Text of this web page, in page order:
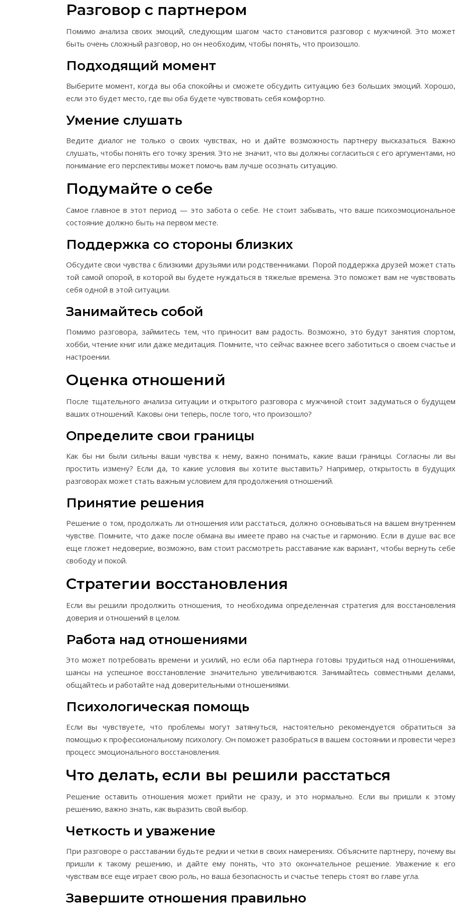
Разговор с партнером
Помимо анализа своих эмоций, следующим шагом часто становится разговор с мужчиной. Это может
быть очень сложный разговор, но он необходим, чтобы понять, что произошло.
Подходящий момент
Выберите момент, когда вы оба спокойны и сможете обсудить ситуацию без больших эмоций. Хорошо,
если это будет место, где вы оба будете чувствовать себя комфортно.
Умение слушать
Ведите диалог не только о своих чувствах, но и дайте возможность партнеру высказаться. Важно
слушать, чтобы понять его точку зрения. Это не значит, что вы должны согласиться с его аргументами, но
понимание его перспективы может помочь вам лучше осознать ситуацию.
Подумайте о себе
Самое главное в этот период — это забота о себе. Не стоит забывать, что ваше психоэмоциональное
состояние должно быть на первом месте.
Поддержка со стороны близких
Обсудите свои чувства с близкими друзьями или родственниками. Порой поддержка друзей может стать
той самой опорой, в которой вы будете нуждаться в тяжелые времена. Это поможет вам не чувствовать
себя одной в этой ситуации.
Занимайтесь собой
Помимо разговора, займитесь тем, что приносит вам радость. Возможно, это будут занятия спортом,
хобби, чтение книг или даже медитация. Помните, что сейчас важнее всего заботиться о своем счастье и
настроении.
Оценка отношений
После тщательного анализа ситуации и открытого разговора с мужчиной стоит задуматься о будущем
ваших отношений. Каковы они теперь, после того, что произошло?
Определите свои границы
Как бы ни были сильны ваши чувства к нему, важно понимать, какие ваши границы. Согласны ли вы
простить измену? Если да, то какие условия вы хотите выставить? Например, открытость в будущих
разговорах может стать важным условием для продолжения отношений.
Принятие решения
Решение о том, продолжать ли отношения или расстаться, должно основываться на вашем внутреннем
чувстве. Помните, что даже после обмана вы имеете право на счастье и гармонию. Если в душе вас все
еще гложет недоверие, возможно, вам стоит рассмотреть расставание как вариант, чтобы вернуть себе
свободу и покой.
Стратегии восстановления
Если вы решили продолжить отношения, то необходима определенная стратегия для восстановления
доверия и отношений в целом.
Работа над отношениями
Это может потребовать времени и усилий, но если оба партнера готовы трудиться над отношениями,
шансы на успешное восстановление значительно увеличиваются. Занимайтесь совместными делами,
общайтесь и работайте над доверительными отношениями.
Психологическая помощь
Если вы чувствуете, что проблемы могут затянуться, настоятельно рекомендуется обратиться за
помощью к профессиональному психологу. Он поможет разобраться в вашем состоянии и провести через
процесс эмоционального восстановления.
Что делать, если вы решили расстаться
Решение оставить отношения может прийти не сразу, и это нормально. Если вы пришли к этому
решению, важно знать, как выразить свой выбор.
Четкость и уважение
При разговоре о расставании будьте редки и четки в своих намерениях. Объясните партнеру, почему вы
пришли к такому решению, и дайте ему понять, что это окончательное решение. Уважение к его
чувствам все еще играет свою роль, но ваша безопасность и счастье теперь стоят во главе угла.
Завершите отношения правильно